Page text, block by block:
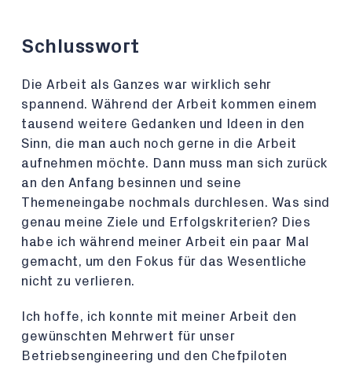
Schlusswort
Die Arbeit als Ganzes war wirklich sehr
spannend. Während der Arbeit kommen einem
tausend weitere Gedanken und Ideen in den
Sinn, die man auch noch gerne in die Arbeit
aufnehmen möchte. Dann muss man sich zurück
an den Anfang besinnen und seine
Themeneingabe nochmals durchlesen. Was sind
genau meine Ziele und Erfolgskriterien? Dies
habe ich während meiner Arbeit ein paar Mal
gemacht, um den Fokus für das Wesentliche
nicht zu verlieren.
Ich hoffe, ich konnte mit meiner Arbeit den
gewünschten Mehrwert für unser
Betriebsengineering und den Chefpiloten